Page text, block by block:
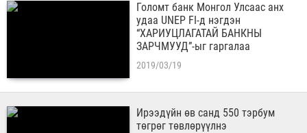
Голомт банк Монгол Улсаас анх
удаа UNEP FI-д нэгдэн
“ХАРИУЦЛАГАТАЙ БАНКНЫ
ЗАРЧМУУД”-ыг гаргалаа
2019/03/19
Ирээдүйн өв санд 550 тэрбум
төгрөг төвлөрүүлнэ